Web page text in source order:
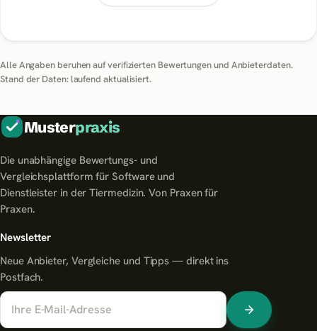
Alle Angaben beruhen auf verifizierten Bewertungen und Anbieterdaten.
Stand der Daten: laufend aktualisiert.
Musterpraxis
Die unabhängige Bewertungs- und
Vergleichsplattform für Software und
Dienstleister in der Tiermedizin. Von Praxen für
Praxen.
Newsletter
Neue Anbieter, Vergleiche und Tipps — direkt ins
Postfach.